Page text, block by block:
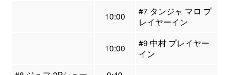
10:00
#7 タンジャ マロ プ
レイヤーイン
10:00
#9 中村 プレイヤー
イン